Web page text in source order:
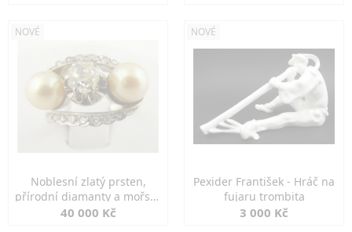
NOVÉ
Noblesní zlatý prsten,
přírodní diamanty a mořské
perly
40 000 Kč
NOVÉ
Pexider František - Hráč na
fujaru trombita
3 000 Kč